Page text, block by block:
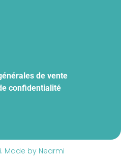
de vente
confidentialité
Made by Nearmi